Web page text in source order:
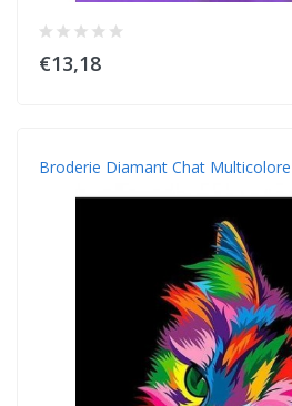
€13,18
Broderie Diamant Chat Multicolore